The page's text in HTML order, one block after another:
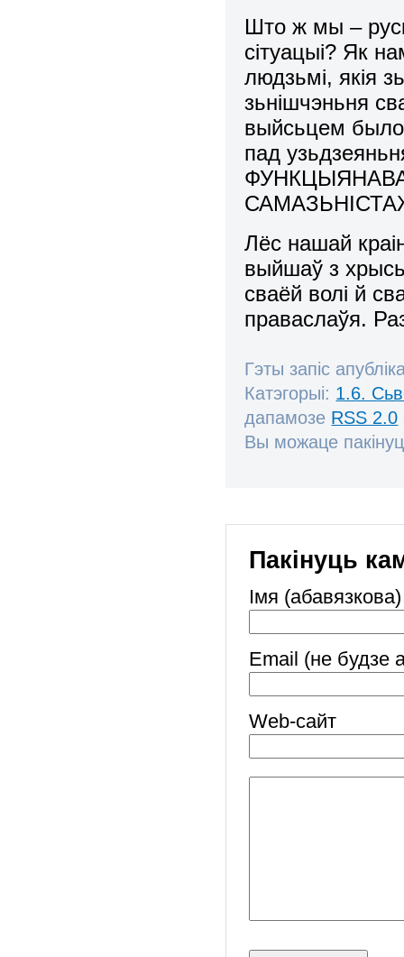
Што ж мы –
сітуацыі? Як
людзьмі, якія
зьнішчэньня
выйсьцем
пад
Лёс нашай
выйшаў з
сваёй волі й
праваслаўя.
Гэты запіс
Катэгорыі: 1.6.
дапамозе RSS 2.0
Вы можаце
Пакінуць
Імя (абавязкова)
Email (не будзе
Web-cайт